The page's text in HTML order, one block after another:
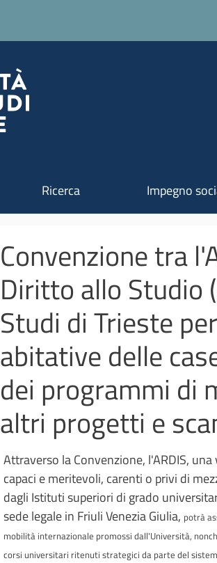
Ricerca Impegno
Convenzione tra
Diritto allo Studio
Studi di Trieste
abitative delle
dei programmi di
altri progetti e
Attraverso la Convenzione, l'ARDIS,
capaci e meritevoli, carenti o privi di
dagli Istituti superiori di grado
sede legale in Friuli Venezia Giulia, potrà
mobilità internazionale promossi dall'Università,
corsi universitari ritenuti strategici da parte del